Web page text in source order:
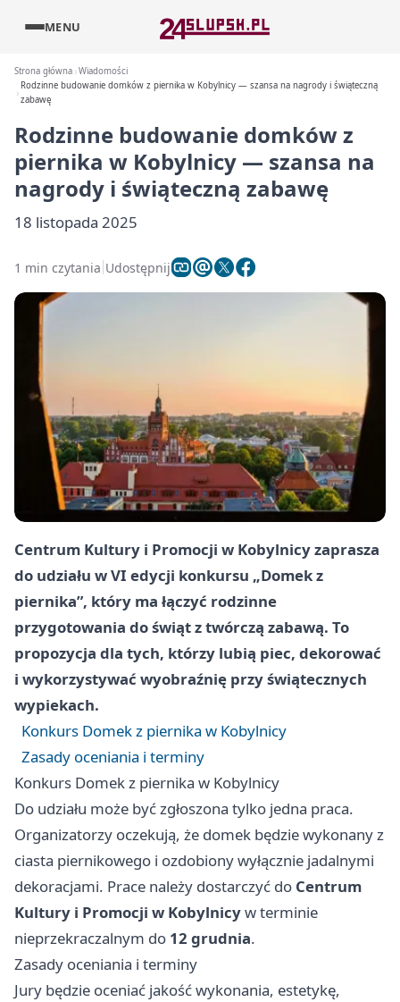
MENU
Strona główna Wiadomości
Rodzinne budowanie domków z piernika w Kobylnicy — szansa na nagrody i świąteczną
zabawę
Rodzinne budowanie domków z
piernika w Kobylnicy — szansa na
nagrody i świąteczną zabawę
18 listopada 2025
1 min czytania Udostępnij
Centrum Kultury i Promocji w Kobylnicy zaprasza
do udziału w VI edycji konkursu „Domek z
piernika”, który ma łączyć rodzinne
przygotowania do świąt z twórczą zabawą. To
propozycja dla tych, którzy lubią piec, dekorować
i wykorzystywać wyobraźnię przy świątecznych
wypiekach.
Konkurs Domek z piernika w Kobylnicy
Zasady oceniania i terminy
Konkurs Domek z piernika w Kobylnicy
Do udziału może być zgłoszona tylko jedna praca.
Organizatorzy oczekują, że domek będzie wykonany z
ciasta piernikowego i ozdobiony wyłącznie jadalnymi
dekoracjami. Prace należy dostarczyć do Centrum
Kultury i Promocji w Kobylnicyw terminie
nieprzekraczalnym do 12 grudnia.
Zasady oceniania i terminy
Jury będzie oceniać jakość wykonania, estetykę,